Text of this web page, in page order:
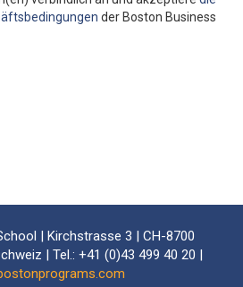
der Boston Business
| Kirchstrasse 3 | CH-8700
| Tel.: +41 (0)43 499 40 20 |